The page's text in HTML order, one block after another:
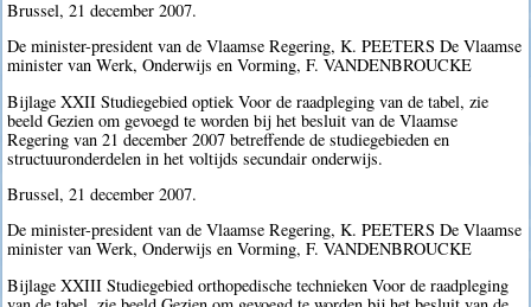
Brussel, 21 december 2007.
De minister-president van de Vlaamse Regering, K. PEETERS De Vlaamse
minister van Werk, Onderwijs en Vorming, F. VANDENBROUCKE
Bijlage XXII Studiegebied optiek Voor de raadpleging van de tabel, zie
beeld Gezien om gevoegd te worden bij het besluit van de Vlaamse
Regering van 21 december 2007 betreffende de studiegebieden en
structuuronderdelen in het voltijds secundair onderwijs.
Brussel, 21 december 2007.
De minister-president van de Vlaamse Regering, K. PEETERS De Vlaamse
minister van Werk, Onderwijs en Vorming, F. VANDENBROUCKE
Bijlage XXIII Studiegebied orthopedische technieken Voor de raadpleging